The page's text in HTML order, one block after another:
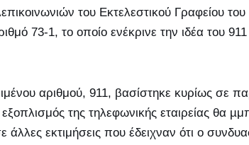
του Εκτελεστικού Γραφείου
73-1, το οποίο ενέκρινε την ιδέα του
αριθμού, 911, βασίστηκε κυρίως σε
της τηλεφωνικής εταιρείας θα
άλλες εκτιμήσεις που έδειχναν ότι ο